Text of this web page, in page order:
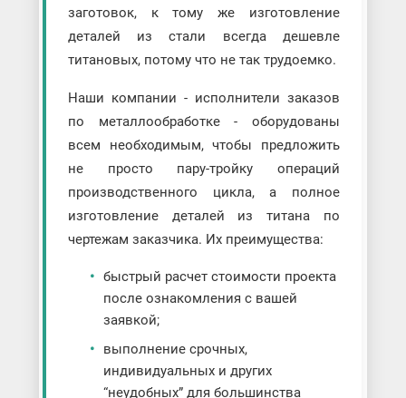
заготовок, к тому же изготовление
деталей из стали всегда дешевле
титановых, потому что не так трудоемко.
Наши компании - исполнители заказов
по металлообработке - оборудованы
всем необходимым, чтобы предложить
не просто пару-тройку операций
производственного цикла, а полное
изготовление деталей из титана по
чертежам заказчика. Их преимущества:
быстрый расчет стоимости проекта
после ознакомления с вашей
заявкой;
выполнение срочных,
индивидуальных и других
“неудобных” для большинства